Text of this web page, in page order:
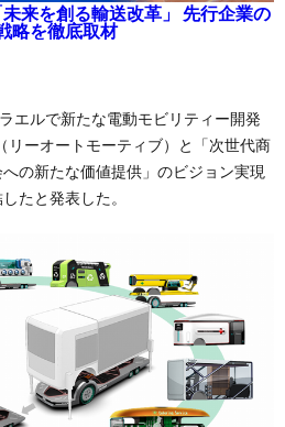
来を創る輸送改革」 先行企業の
略を徹底取材
エルで新たな電動モビリティー開発
リーオートモーティブ）と「次世代商
の新たな価値提供」のビジョン実現
たと発表した。